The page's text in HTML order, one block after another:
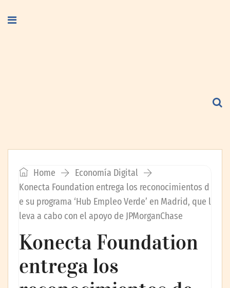
Home
Economía Digital
Konecta Foundation entrega los reconocimientos d
e su programa ‘Hub Empleo Verde’ en Madrid, que l
leva a cabo con el apoyo de JPMorganChase
Konecta Foundation
entrega los